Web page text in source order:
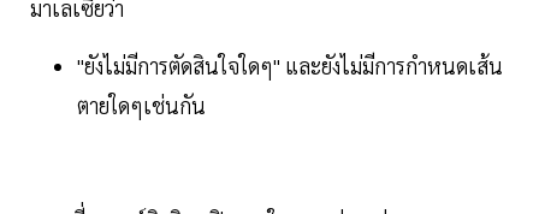
มาเลเซียว่า
"ยังไม่มีการตัดสินใจใดๆ" และยังไม่มีการกำหนดเส้น
ตายใดๆเช่นกัน